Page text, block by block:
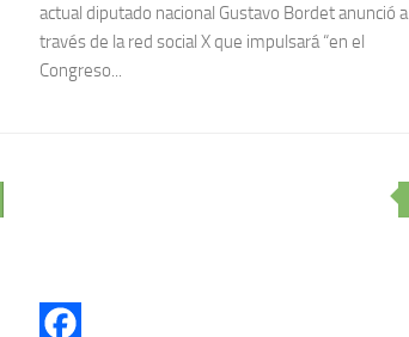
actual diputado nacional Gustavo Bordet anunció a
través de la red social X que impulsará “en el
Congreso...